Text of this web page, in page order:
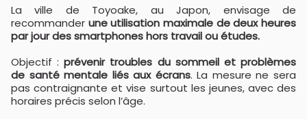
La ville de Toyoake, au Japon, envisage de
recommander une utilisation maximale de deux heures
par jour des smartphones hors travail ou études.
Objectif :prévenir troubles du sommeil et problèmes
de santé mentale liés aux écrans. La mesure ne sera
pas contraignante et vise surtout les jeunes, avec des
horaires précis selon l’âge.